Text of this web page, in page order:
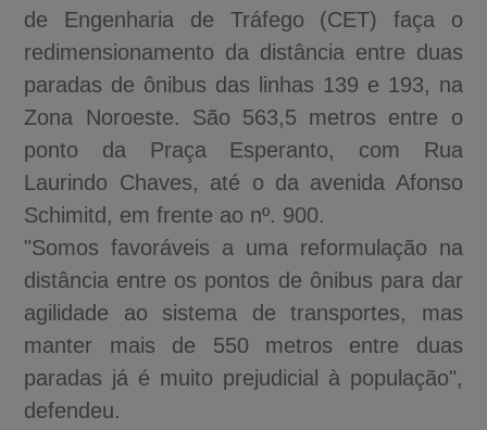
de Engenharia de Tráfego (CET) faça o
redimensionamento da distância entre duas
paradas de ônibus das linhas 139 e 193, na
Zona Noroeste. São 563,5 metros entre o
ponto da Praça Esperanto, com Rua
Laurindo Chaves, até o da avenida Afonso
Schimitd, em frente ao nº. 900.
"Somos favoráveis a uma reformulação na
distância entre os pontos de ônibus para dar
agilidade ao sistema de transportes, mas
manter mais de 550 metros entre duas
paradas já é muito prejudicial à população",
defendeu.